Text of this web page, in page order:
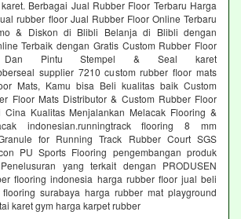
Berbagai Jual Rubber Floor Terbaru Harga
rubber floor Jual Rubber Floor Online Terbaru
& Diskon di Blibli Belanja di Blibli dengan
Terbaik dengan Gratis Custom Rubber Floor
Dan Pintu Stempel & Seal karet
supplier 7210 custom rubber floor mats
Mats, Kamu bisa Beli kualitas baik Custom
Floor Mats Distributor & Custom Rubber Floor
Cina Kualitas Menjalankan Melacak Flooring &
indonesian.runningtrack flooring 8 mm
for Running Track Rubber Court SGS
PU Sports Flooring pengembangan produk
yang terkait dengan PRODUSEN
flooring indonesia harga rubber floor jual beli
surabaya harga rubber mat playground
karet gym harga karpet rubber